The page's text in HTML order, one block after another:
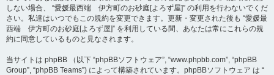
しない場合、 “愛媛最西端 伊方町のお砂庭[よろず屋]” の利用を行わないでくだ
さい。私達はいつでもこの規約を変更できます。更新・変更された後も “愛媛最
西端 伊方町のお砂庭[よろず屋]” を利用している間、あなたは常にこれらの規
約に同意しているものと見なされます。
当サイトは phpBB （以下 “phpBBソフトウェア”, “www.phpbb.com”, “phpBB
Group”, “phpBB Teams”) によって構築されています。phpBBソフトウェア は “